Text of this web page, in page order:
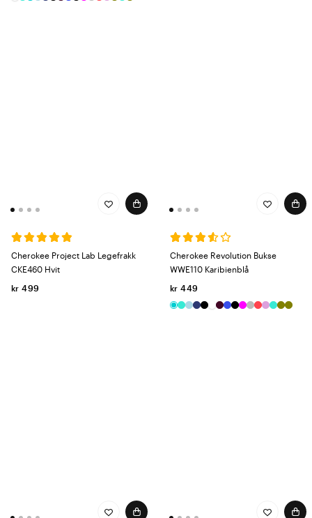
Cherokee Project Lab Legefrakk
CKE460 Hvit
kr 499
Cherokee Revolution Bukse
WWE110 Karibienblå
kr 449